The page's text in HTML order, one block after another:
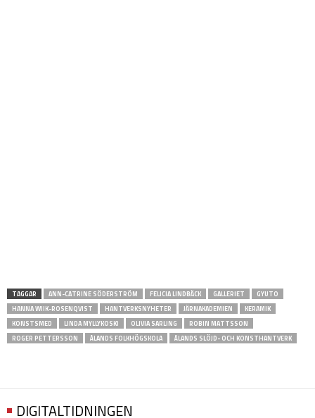
TAGGAR ANN-CATRINE SÖDERSTRÖM FELICIA LINDBÄCK GALLERIET
GYUTO
HANNA WIIK-ROSENQVIST
HANTVERKSNYHETER JÄRNAKADEMIEN
KERAMIK
KONSTSMED
LINDA MYLLYKOSKI OLIVIA SARLING
ROBIN MATTSSON
ROGER PETTERSSON
ÅLANDS FOLKHÖGSKOLA ÅLANDS SLÖJD- OCH KONSTHANTVERK
DIGITALTIDNINGEN